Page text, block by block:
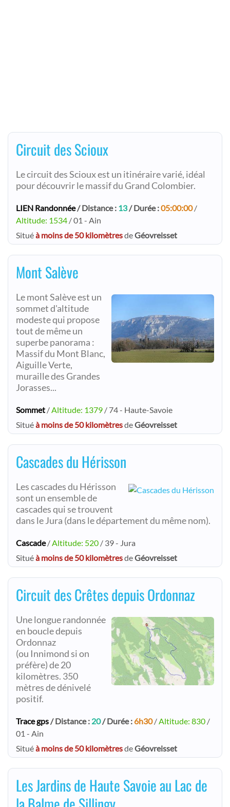
Circuit des Scioux
Le circuit des Scioux est un itinéraire varié, idéal
pour découvrir le massif du Grand Colombier.
LIEN Randonnée/ Distance : 13/ Durée :05:00:00/
Altitude: 1534 / 01 - Ain
Situéà moins de 50 kilomètresdeGéovreisset
Mont Salève
Le mont Salève est un
sommet d'altitude
modeste qui propose
tout de même un
superbe panorama :
Massif du Mont Blanc,
Aiguille Verte,
muraille des Grandes
Jorasses...
Sommet /Altitude: 1379 / 74 - Haute-Savoie
Situéà moins de 50 kilomètresdeGéovreisset
Cascades du Hérisson
Les cascades du Hérisson
sont un ensemble de
cascades qui se trouvent
dans le Jura (dans le département du même nom).
Cascade/Altitude: 520 / 39 - Jura
Situéà moins de 50 kilomètresdeGéovreisset
Circuit des Crêtes depuis Ordonnaz
Une longue randonnée
en boucle depuis
Ordonnaz
(ou Innimond si on
préfère) de 20
kilomètres. 350
mètres de dénivelé
positif.
Trace gps/ Distance : 20/ Durée : 6h30/Altitude: 830 /
01 - Ain
Situéà moins de 50 kilomètresdeGéovreisset
Les Jardins de Haute Savoie au Lac de